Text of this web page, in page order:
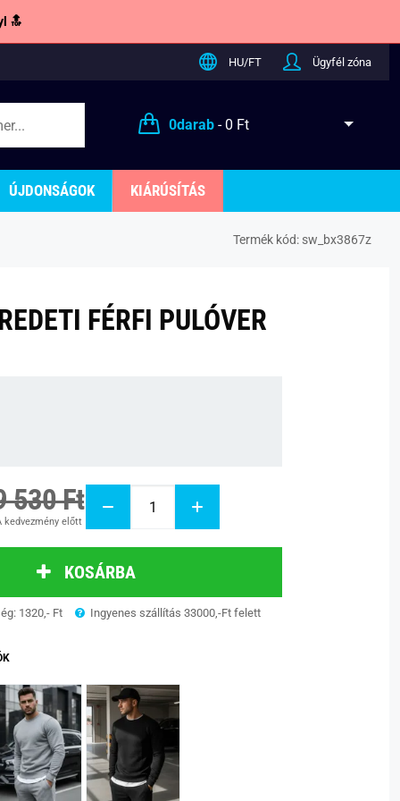
🔝
HU/FT Ügyfél zóna
0darab- 0 Ft
ÚJDONSÁGOK KIÁRÚSÍTÁS
Termék kód: sw_bx3867z
FÉRFI PULÓVER
530 Ft
kedvezmény előtt
KOSÁRBA
1320,- Ft Ingyenes szállítás 33000,-Ft felett